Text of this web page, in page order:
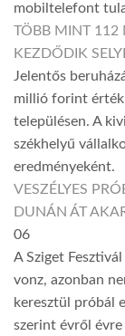
mobiltelefont
TÖBB MINT 112
KEZDŐDIK
Jelentős
millió forint
településen. A
székhelyű
eredményeként.
VESZÉLYES
DUNÁN ÁT
06
A Sziget
vonz, azonban
keresztül próbál
szerint évről